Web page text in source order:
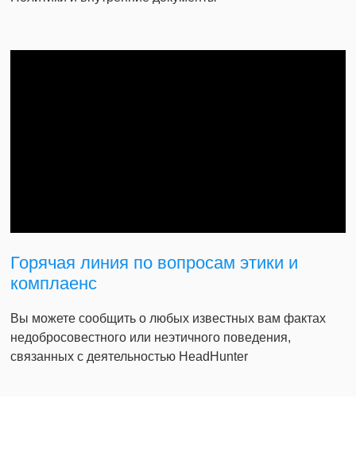
Горячая линия по вопросам этики и
комплаенс
Вы можете сообщить о любых известных вам фактах
недобросовестного или неэтичного поведения,
связанных с деятельностью HeadHunter